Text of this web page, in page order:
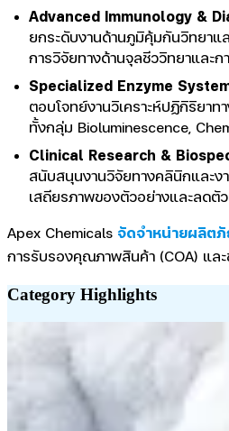
Advanced Immunology &
ยกระดับงานด้านภูมิคุ้มกันวิทยา
การวิจัยทางด้านจุลชีววิทยาและ
Specialized Enzyme
ตอบโจทย์งานวิเคราะห์ปฏิกิริยา
ทั้งกลุ่ม Bioluminescence,
Clinical Research &
สนับสนุนงานวิจัยทางคลินิกและ
เสถียรภาพของตัวอย่างและลดตั
Apex Chemicals จัดจำหน่ายผลิต
การรับรองคุณภาพสินค้า (COA) แล
Category Highlights